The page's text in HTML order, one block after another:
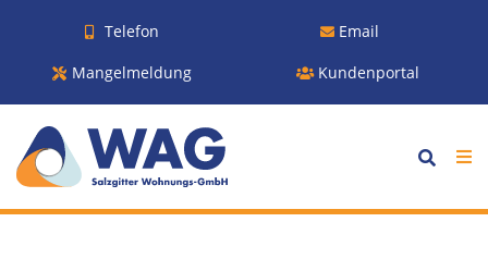
Telefon
Email
Mangelmeldung
Kundenportal